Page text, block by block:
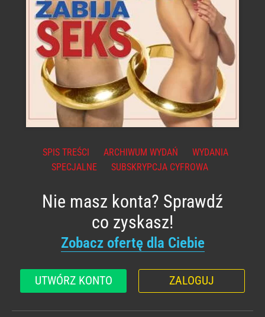
SPIS TREŚCI ARCHIWUM WYDAŃ
WYDANIA
SPECJALNE
SUBSKRYPCJA CYFROWA
Nie masz konta? Sprawdź
co zyskasz!
Zobacz ofertę dla Ciebie
UTWÓRZ KONTO ZALOGUJ